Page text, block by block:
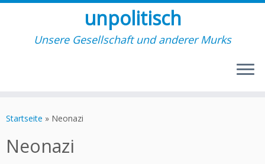
Inhalt
unpolitisch
Unsere Gesellschaft und anderer Murks
Startseite » Neonazi
Neonazi